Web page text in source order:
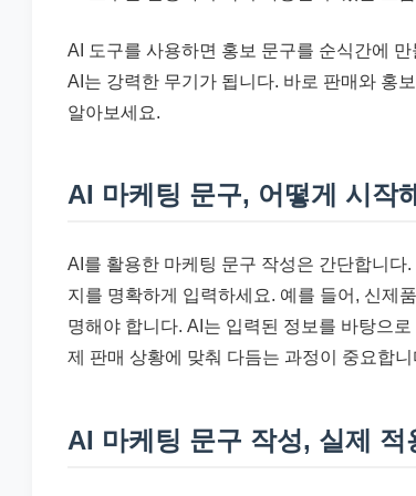
AI 도구를 사용하면 홍보 문구를 순식간에
AI는 강력한 무기가 됩니다. 바로 판매와 홍
알아보세요.
AI 마케팅 문구, 어떻게 시작
AI를 활용한 마케팅 문구 작성은 간단합니다
지를 명확하게 입력하세요. 예를 들어, 신제
명해야 합니다. AI는 입력된 정보를 바탕으
제 판매 상황에 맞춰 다듬는 과정이 중요합니
AI 마케팅 문구 작성, 실제 적